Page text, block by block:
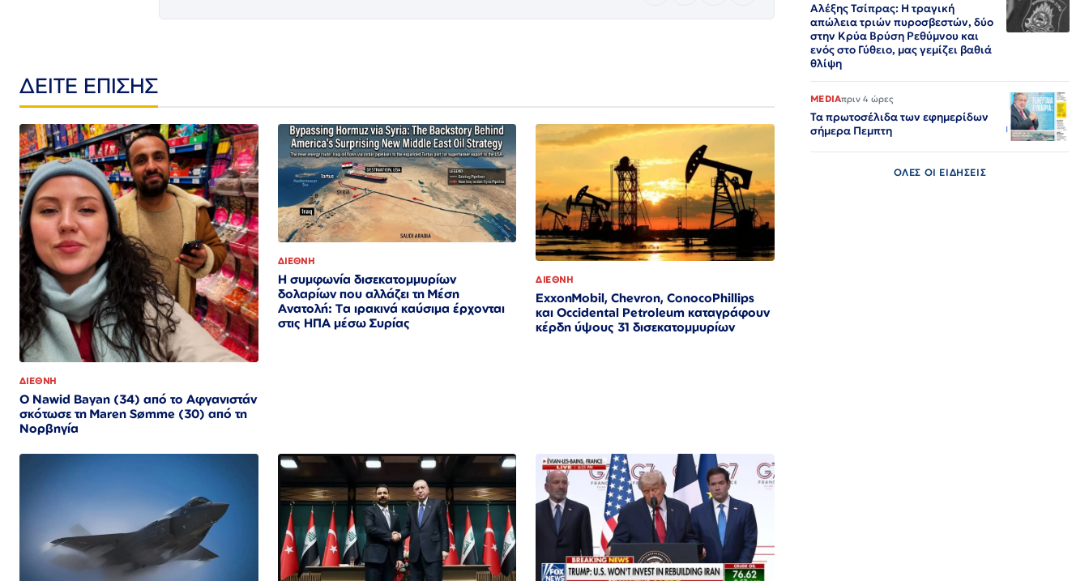
ΔΕΙΤΕ ΕΠΙΣΗΣ
ΔΙΕΘΝΗ
Ο Nawid Bayan (34) από το Αφγανιστάν
σκότωσε τη Maren Sømme (30) από τη
Νορβηγία
ΔΙΕΘΝΗ
Η συμφωνία δισεκατομμυρίων
δολαρίων που αλλάζει τη Μέση
Ανατολή: Τα ιρακινά καύσιμα έρχονται
στις ΗΠΑ μέσω Συρίας
ΔΙΕΘΝΗ
ExxonMobil, Chevron, ConocoPhillips
και Occidental Petroleum καταγράφουν
κέρδη ύψους 31 δισεκατομμυρίων
Αλέξης Τσίπρας: Η τραγική
απώλεια τριών πυροσβεστών, δύο
στην Κρύα Βρύση Ρεθύμνου και
ενός στο Γύθειο, μας γεμίζει βαθιά
θλίψη
MEDIAπριν 4 ώρες
Τα πρωτοσέλιδα των εφημερίδων
σήμερα Πεμπτη
ΟΛΕΣ ΟΙ ΕΙΔΗΣΕΙΣ